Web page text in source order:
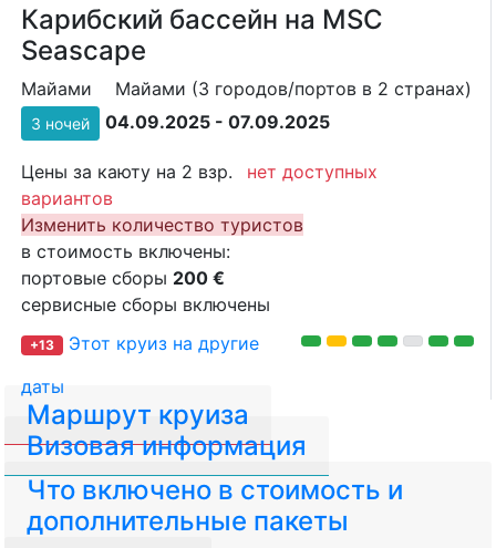
Карибский бассейн на MSC
Seascape
Майами Майами (3 городов/портов в 2 странах)
3 ночей 04.09.2025 - 07.09.2025
Цены за каюту на 2 взр.
нет доступных
вариантов
Изменить количество туристов
в стоимость включены:
портовые сборы 200 €
сервисные сборы включены
+13
Этот круиз на другие
даты
Маршрут круиза
Визовая информация
Что включено в стоимость и
дополнительные пакеты